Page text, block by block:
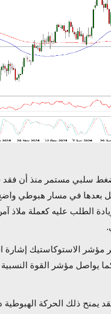
ضغط سلبي مستمر منذ أن
حيث دخل بعدها في مسار
الطلب عليه كعملة ملاذ
مؤشر الاستوكاستيك
يواصل مؤشر القوة
1.3300 والثبات دونها، فقد يمنح ذلك